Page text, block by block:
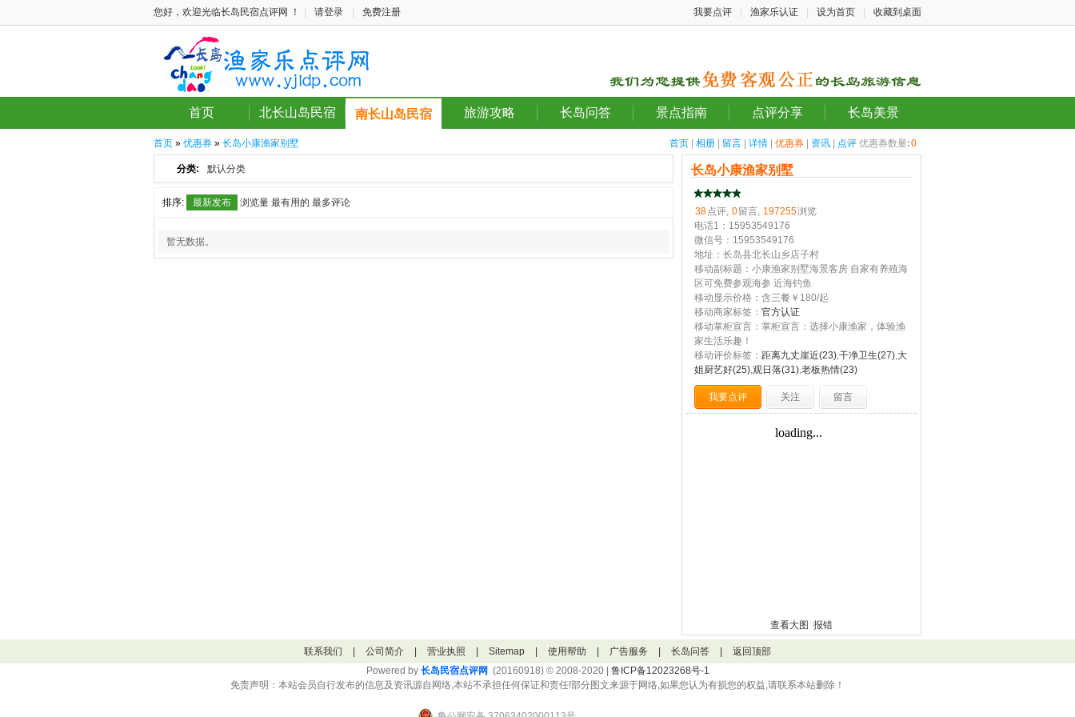
您好，欢迎光临长岛民宿点评网 ！ 请登录 免费注册 我要点评 渔家乐认证 设为首页 收藏到桌面
首页 北长山岛民宿 南长山岛民宿 旅游攻略 长岛问答 景点指南 点评分享 长岛美景
首页 相册 留言 详情 优惠券 资讯 点评 优惠券数量:0
首页 » 优惠券 » 长岛小康渔家别墅
分类: 默认分类
排序: 最新发布 浏览量 最有用的 最多评论
暂无数据。
长岛小康渔家别墅
38点评, 0留言, 197255浏览
电话1：15953549176
微信号：15953549176
地址：长岛县北长山乡店子村
移动副标题：小康渔家别墅海景客房 自家有养殖海
区可免费参观海参 近海钓鱼
移动显示价格：含三餐￥180/起
移动商家标签： 官方认证
移动掌柜宣言：掌柜宣言：选择小康渔家，体验渔
家生活乐趣！
移动评价标签： 距离九丈崖近(23),干净卫生(27),大
姐厨艺好(25),观日落(31),老板热情(23)
我要点评 关注 留言
查看大图 报错
联系我们 公司简介 营业执照 Sitemap 使用帮助 广告服务 长岛问答
返回顶部
Powered by 长岛民宿点评网 (20160918) © 2008-2020 | 鲁ICP备12023268号-1
免责声明：本站会员自行发布的信息及资讯源自网络,本站不承担任何保证和责任!部分图文来源于网络,如果您认为有损您的权益,请联系本站删除！